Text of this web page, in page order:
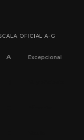
OFICIAL A-G
A Excepcional